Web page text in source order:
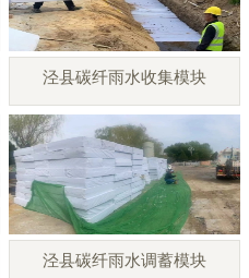
泾县碳纤雨水收集模块
泾县碳纤雨水调蓄模块